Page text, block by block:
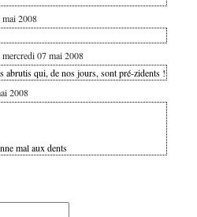
2008
07 mai 2008
abrutis qui, de nos jours, sont pré-zidents !
2008
mal aux dents